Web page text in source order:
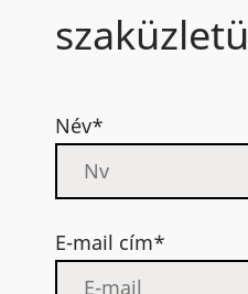
Név*
E-mail cím*